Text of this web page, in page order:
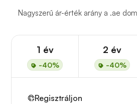
Nagyszerű ár-érték arány a .ae
1 év
-40%
2 év
-40%
Regisztráljon